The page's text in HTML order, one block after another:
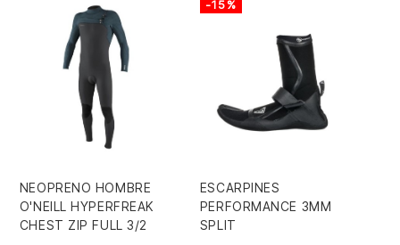
NEOPRENO HOMBRE
O'NEILL HYPERFREAK
CHEST ZIP FULL 3/2
ESCARPINES
PERFORMANCE 3MM
SPLIT
-15%